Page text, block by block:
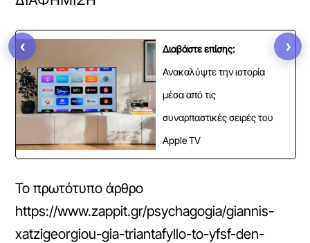
Διαβάστε επίσης:
Ανακαλύψτε την ιστορία
μέσα από τις
συναρπαστικές σειρές του
Apple TV
Το πρωτότυπο άρθρο
https://www.zappit.gr/psychagogia/giannis-
xatzigeorgiou-gia-triantafyllo-to-yfsf-den-
‹ ›